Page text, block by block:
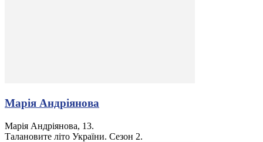
Марія Андріянова
Марія Андріянова, 13.
Талановите літо України. Сезон 2.